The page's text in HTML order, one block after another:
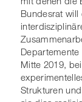
Bundesrat will
Mitte 2019,
Strukturen